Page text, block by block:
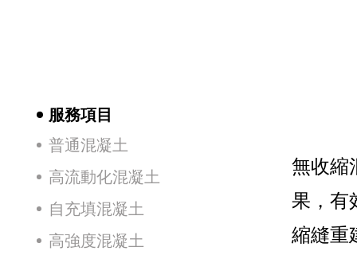
服務項目
普通混凝土
高流動化混凝土
自充填混凝土
高強度混凝土
無收縮
果，有
縮縫重